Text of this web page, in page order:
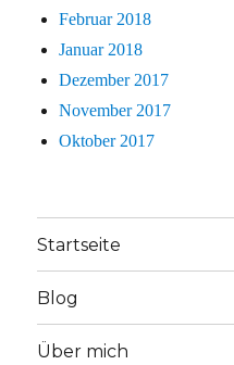
Februar 2018
Januar 2018
Dezember 2017
November 2017
Oktober 2017
Startseite
Blog
Über mich